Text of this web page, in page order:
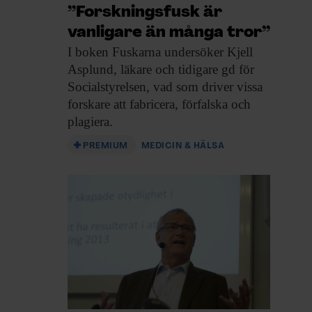
”Forskningsfusk är
vanligare än många tror”
I boken Fuskarna undersöker Kjell
Asplund, läkare och tidigare gd för
Socialstyrelsen, vad som driver vissa
forskare att fabricera, förfalska och
plagiera.
PREMIUM MEDICIN & HÄLSA